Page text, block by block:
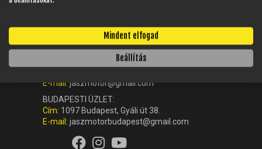
Ügyfélszolgálat (központ):
+36-42-512-560
NYÍREGYHÁZI ÜZLET:
E-mail: jaszmotor@gmail.com
BUDAPESTI ÜZLET:
Cím: 1097 Budapest, Gyáli út 38.
E-mail: jaszmotorbudapest@gmail.com
Mindent elfogad
Beállítás